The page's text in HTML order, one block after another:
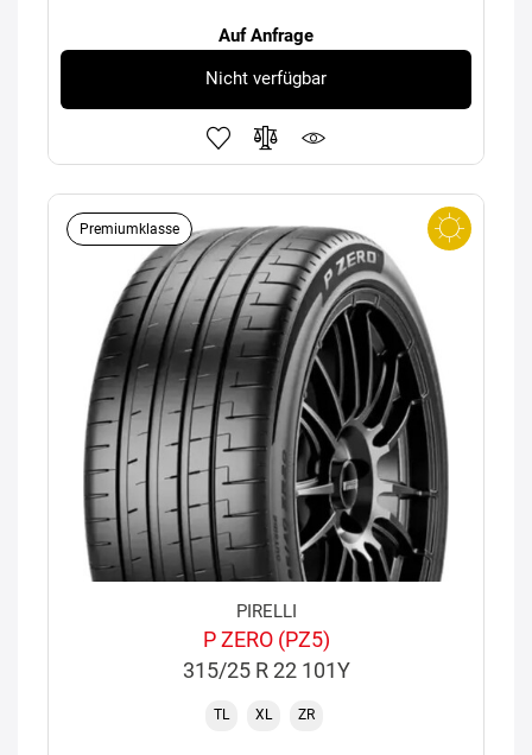
Auf Anfrage
Nicht verfügbar
Premiumklasse
PIRELLI
P ZERO (PZ5)
315/25 R 22 101Y
TL XL ZR